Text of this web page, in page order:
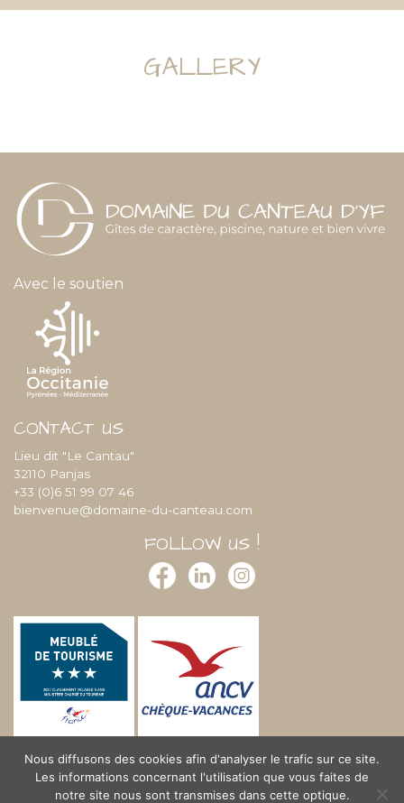
GALLERY
Avec le soutien
CONTACT US
Lieu dit "Le Cantau"
32110 Panjas
+33 (0)6 51 99 07 46
bienvenue@domaine-du-canteau.com
FOLLOW US !
Nous diffusons des cookies afin d'analyser le trafic sur ce site.
Les informations concernant l'utilisation que vous faites de
notre site nous sont transmises dans cette optique.